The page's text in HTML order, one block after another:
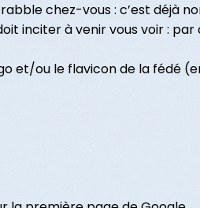
chez-vous : c’est déjà
inciter à venir vous voir :
et/ou le flavicon de la fédé